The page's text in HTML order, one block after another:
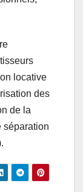
locative
des
de la
séparation